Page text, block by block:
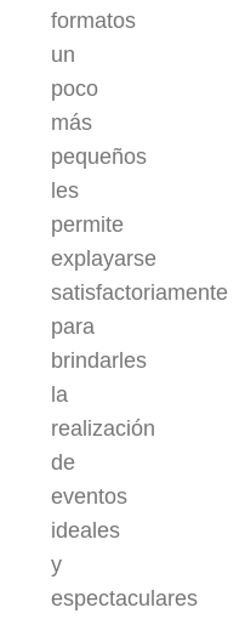
formatos
un
poco
más
pequeños
les
permite
explayarse
satisfactoriamente
para
brindarles
la
realización
de
eventos
ideales
y
espectaculares